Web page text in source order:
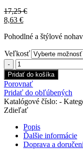
17,25€
8,63 €
Pohodlné a štýlové
Veľkosť
množstvo
Dievčenské
nohavice
Miss
Girl
fialové
Pridať do košíka
Porovnať
Pridať do obľúbených
Katalógové číslo: -
Zdieľať
Popis
Ďalšie informácie
Doprava a